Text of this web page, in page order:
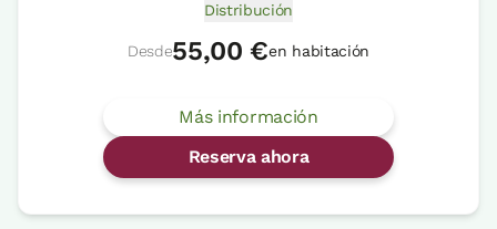
Distribución
Desde55,00 €en habitación
Más información
Reserva ahora